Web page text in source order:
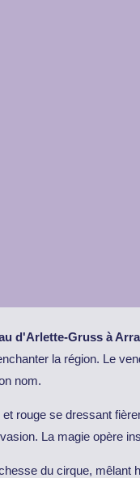
d'Arlette-Gruss à
la région. Le
nom.
rouge se dressant
La magie opère
du cirque, mêlant